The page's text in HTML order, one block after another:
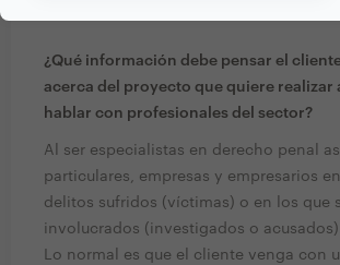
¿Qué información debe pensar el
acerca del proyecto que quiere realizar
hablar con profesionales del sector?
Al ser especialistas en derecho penal
particulares, empresas y empresarios
delitos sufridos (víctimas) o en los que
involucrados (investigados o
Lo normal es que el cliente venga con